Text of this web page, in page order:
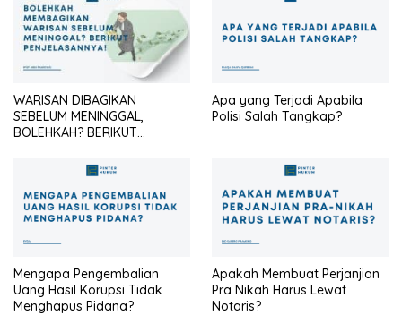
WARISAN DIBAGIKAN
SEBELUM MENINGGAL,
BOLEHKAH? BERIKUT
Apa yang Terjadi Apabila
Polisi Salah Tangkap?
Mengapa Pengembalian
Uang Hasil Korupsi Tidak
Menghapus Pidana?
Apakah Membuat Perjanjian
Pra Nikah Harus Lewat
Notaris?